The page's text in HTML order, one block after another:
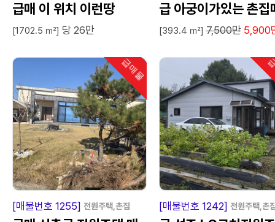
급매 이 위치 이런땅
[1702.5 ㎡] 당 26만
급 아궁이가있는 촌집매
매
[393.4 ㎡] 7,500만 5,900
급매물
인기
급 매 물
[매물번호 1255] 전원주택,촌집 급 매
[매물번호 1242] 전원주택,촌